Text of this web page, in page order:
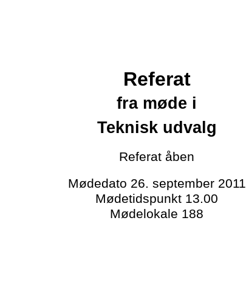
Referat
fra møde i
Teknisk udvalg
Referat åben
Mødedato 26. september 2011
Mødetidspunkt 13.00
Mødelokale 188